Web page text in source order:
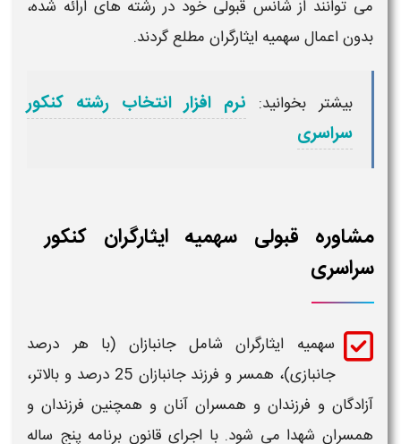
توانند از شانسقبولی خود در رشته های ارائه شده،
اعمال سهمیه ایثارگران مطلع گردند.
بیشتر بخوانید:نرم افزار انتخاب رشته کنکور
سراسری
قبولی سهمیه ایثارگران کنکور
سهمیه ایثارگرانشامل جانبازان (با هر درصد
جانبازی)، همسر و فرزند جانبازان25 درصد
و بالاتر،
و فرزندان و همسران آنان و همچنين فرزندان و
شهدا می شود. با اجرای قانون برنامه پنج ساله